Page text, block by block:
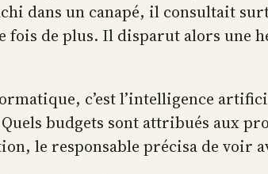
dans un canapé, il consultait
fois de plus. Il disparut alors une
c’est l’intelligence
budgets sont attribués aux
le responsable précisa de voir